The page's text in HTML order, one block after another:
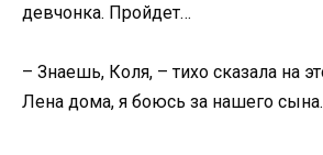
девчонка. Пройдет…
– Знаешь, Коля, – тихо сказала на
Лена дома, я боюсь за нашего